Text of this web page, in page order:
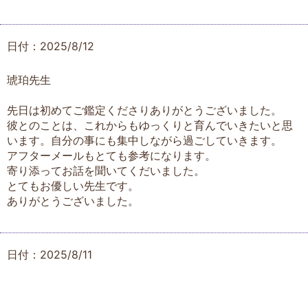
日付：2025/8/12
琥珀先生
先日は初めてご鑑定くださりありがとうございました。
彼とのことは、これからもゆっくりと育んでいきたいと思
います。自分の事にも集中しながら過ごしていきます。
アフターメールもとても参考になります。
寄り添ってお話を聞いてくだいました。
とてもお優しい先生です。
ありがとうございました。
日付：2025/8/11